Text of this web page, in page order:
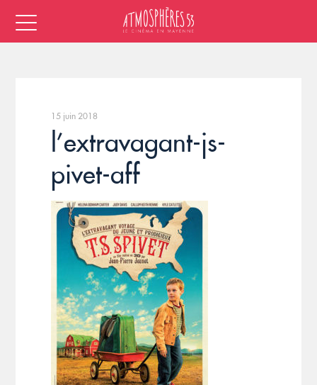
15 juin 2018
l’extravagant-js-
pivet-aff